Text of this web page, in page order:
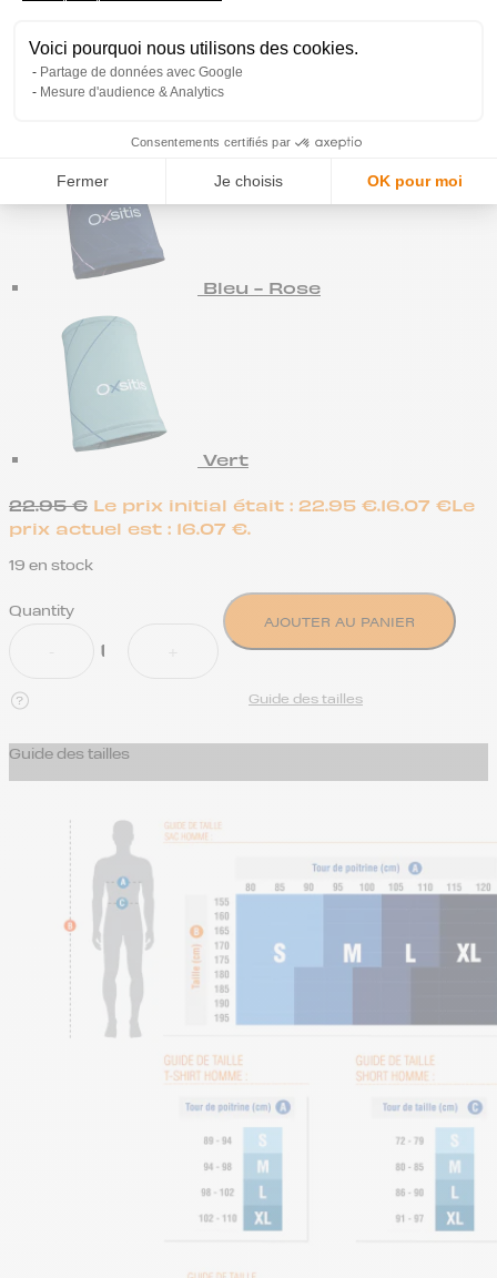
Voici pourquoi nous utilisons des cookies.
Partage de données avec Google
Mesure d'audience & Analytics
Consentements certifiés par
Fermer Je choisis OK pour moi
Bleu - Rose
Vert
22.95€ Le prix initial était : 22.95 €.16.07 €Le
prix actuel est : 16.07 €.
19 en stock
Quantity AJOUTER AU PANIER
Guide des tailles
Guide des tailles